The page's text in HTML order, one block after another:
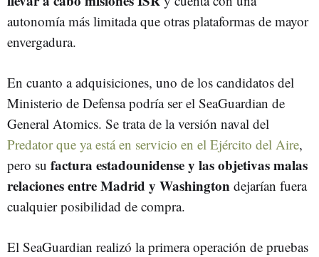
autonomía más limitada que otras plataformas de mayor
envergadura.
En cuanto a adquisiciones, uno de los candidatos del
Ministerio de Defensa podría ser el SeaGuardian de
General Atomics. Se trata de la versión naval del
Predator que ya está en servicio en el Ejército del Aire,
pero su factura estadounidense y las objetivas malas
relaciones entre Madrid y Washington dejarían fuera
cualquier posibilidad de compra.
El SeaGuardian realizó la primera operación de pruebas